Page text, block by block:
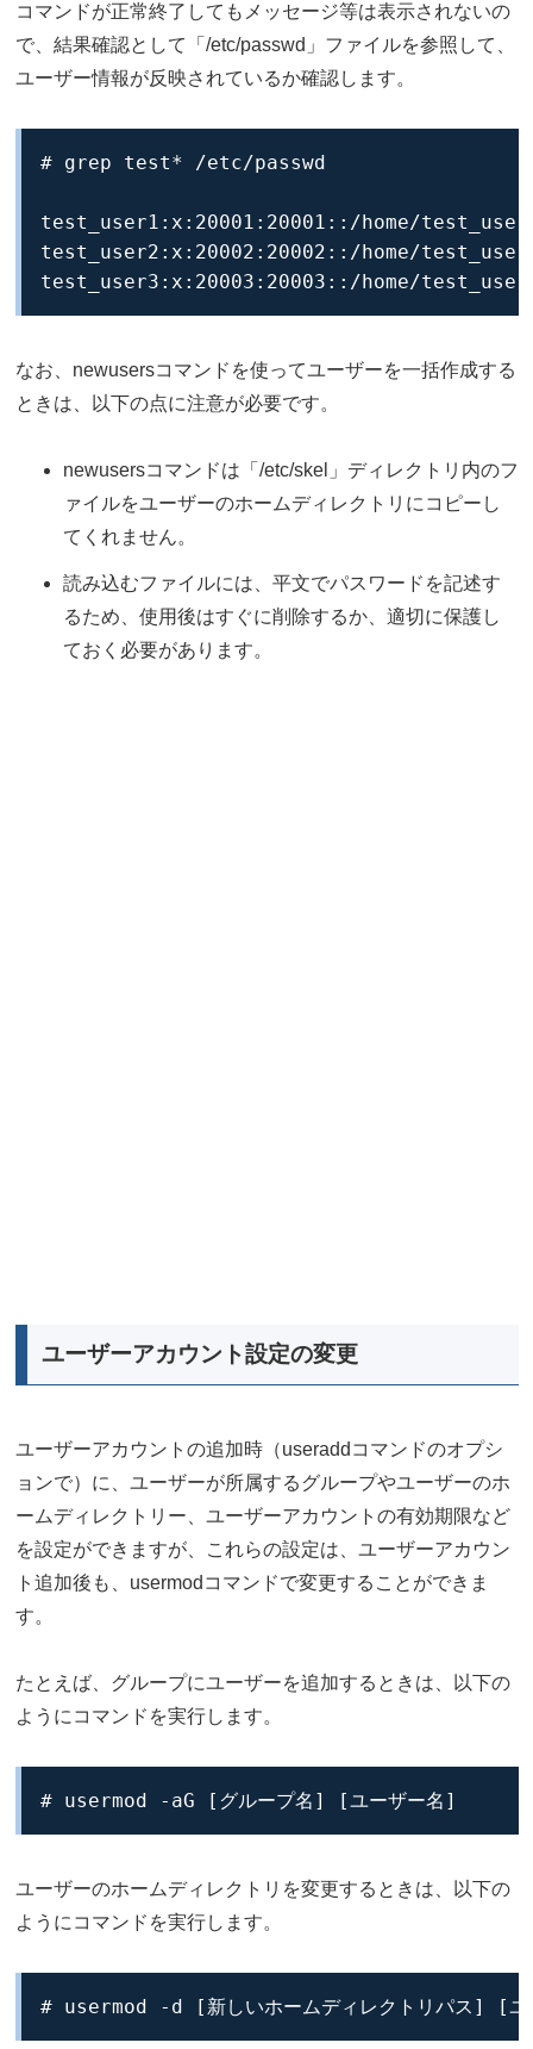
コマンドが正常終了してもメッセージ等は表示されないの
で、結果確認として「/etc/passwd」ファイルを参照して、
ユーザー情報が反映されているか確認します。
# grep test* /etc/passwd
test_user1:x:20001:20001::/home/
test_user2:x:20002:20002::/home/
test_user3:x:20003:20003::/home/
なお、newusersコマンドを使ってユーザーを一括作成する
ときは、以下の点に注意が必要です。
newusersコマンドは「/etc/skel」ディレクトリ内のフ
ァイルをユーザーのホームディレクトリにコピーし
てくれません。
読み込むファイルには、平文でパスワードを記述す
るため、使用後はすぐに削除するか、適切に保護し
ておく必要があります。
ユーザーアカウント設定の変更
ユーザーアカウントの追加時（useraddコマンドのオプシ
ョンで）に、ユーザーが所属するグループやユーザーのホ
ームディレクトリー、ユーザーアカウントの有効期限など
を設定ができますが、これらの設定は、ユーザーアカウン
ト追加後も、usermodコマンドで変更することができま
す。
たとえば、グループにユーザーを追加するときは、以下の
ようにコマンドを実行します。
# usermod -aG [グループ名] [ユーザー名]
ユーザーのホームディレクトリを変更するときは、以下の
ようにコマンドを実行します。
# usermod -d [新しいホームディレクトリパス] [ユ